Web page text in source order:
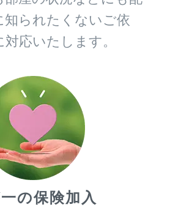
知られたくないご依
応いたします。
の保険加入